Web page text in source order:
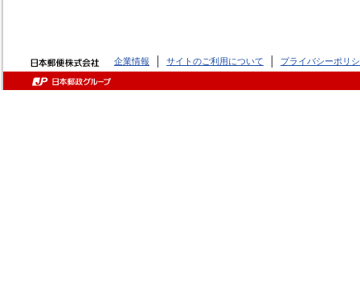
企業情報 サイトのご利用について プライバシーポリ